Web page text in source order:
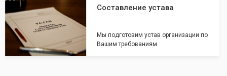
Составление устава
Мы подготовим устав организации по
Вашим требованиям